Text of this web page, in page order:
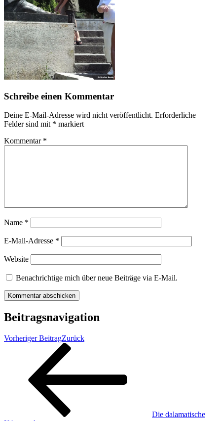
Schreibe einen Kommentar
Deine E-Mail-Adresse wird nicht veröffentlicht. Erforderliche
Felder sind mit * markiert
Kommentar *
Name *
E-Mail-Adresse *
Website
Benachrichtige mich über neue Beiträge via E-Mail.
Beitragsnavigation
Vorheriger BeitragZurück
Die dalamatische